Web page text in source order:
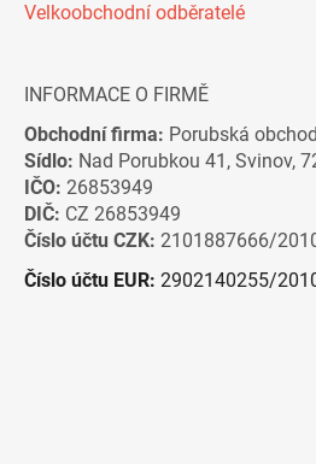
Velkoobchodní odběratelé
INFORMACE O FIRMĚ
Obchodní firma: Porubská
Sídlo: Nad Porubkou 41, Svinov,
IČO: 26853949
DIČ: CZ 26853949
Číslo účtu CZK: 2101887666/
Číslo účtu EUR: 2902140255/